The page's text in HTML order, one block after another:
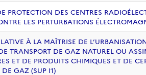
PROTECTION DES CENTRES
LES PERTURBATIONS
À LA MAÎTRISE DE
TRANSPORT DE GAZ NATUREL OU
ET DE PRODUITS CHIMIQUES ET DE
GAZ (SUP I1)